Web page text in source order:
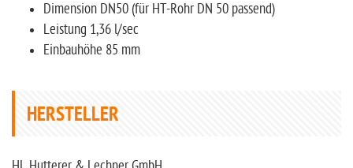
Dimension DN50 (für HT-Rohr DN 50 passend)
Leistung 1,36 l/sec
Einbauhöhe 85 mm
HERSTELLER